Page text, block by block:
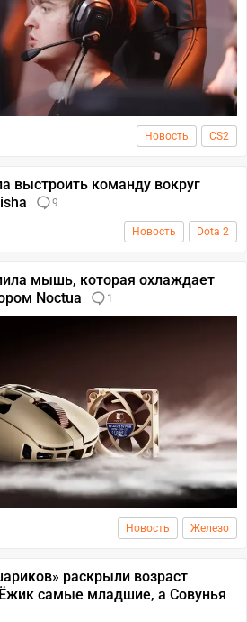
Новость CS2
выстроить команду вокруг
9
Новость Dota 2
мышь, которая охлаждает
Noctua
1
Новость Железо
раскрыли возраст
самые младшие, а Совунья